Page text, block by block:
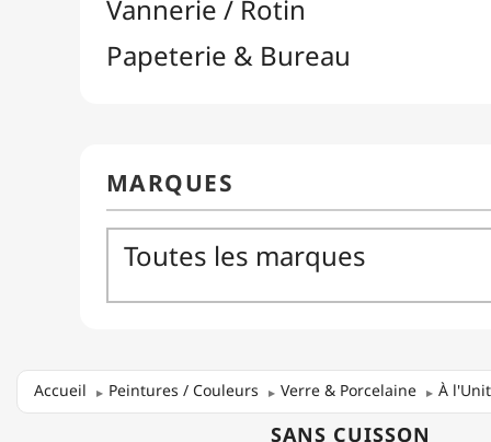
Accueil Peintures / Couleurs Verre & Porcelaine À
SANS CUISSON